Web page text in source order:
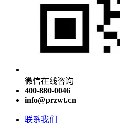
微信在线咨询
400-880-0046
info@przwt.cn
联系我们